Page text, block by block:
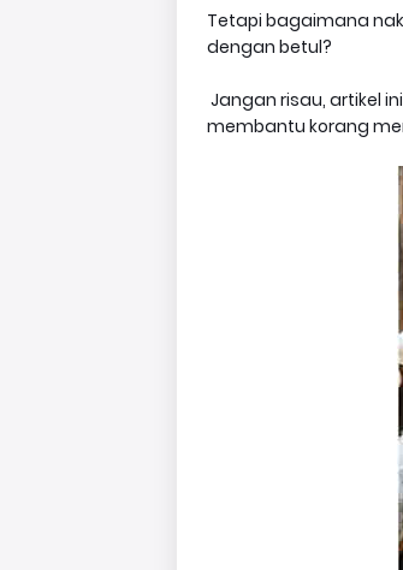
Tetapi bagaimana
dengan betul?
Jangan risau, artikel
membantu korang